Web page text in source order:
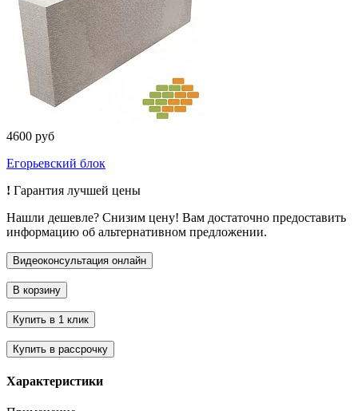
4600 руб
Егорьевский блок
! Гарантия лучшей цены
Нашли дешевле? Снизим цену! Вам достаточно предоставить
информацию об альтернативном предложении.
Характеристики